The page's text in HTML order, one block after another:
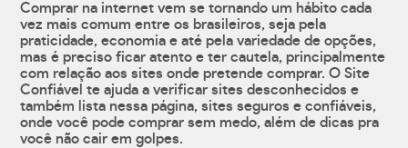
Comprar na internet vem se tornando um hábito cada
vez mais comum entre os brasileiros, seja pela
praticidade, economia e até pela variedade de opções,
mas é preciso ficar atento e ter cautela, principalmente
com relação aos sites onde pretende comprar. O Site
Confiável te ajuda a verificar sites desconhecidos e
também lista nessa página, sites seguros e confiáveis,
onde você pode comprar sem medo, além de dicas pra
você não cair em golpes.